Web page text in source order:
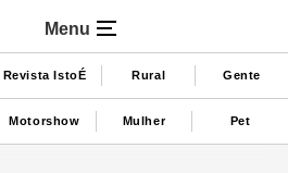
Menu
Revista IstoÉ Rural Gente
Motorshow Mulher Pet